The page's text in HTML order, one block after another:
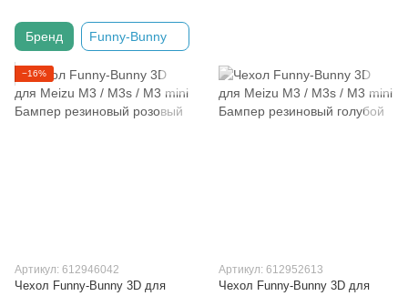
Бренд Funny-Bunny
−16%
Артикул: 612946042
Чехол Funny-Bunny 3D для
Артикул: 612952613
Чехол Funny-Bunny 3D для